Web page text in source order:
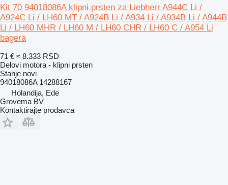
Kit 70 94018086A klipni prsten za Liebherr A944C Li /
A924C Li / LH60 MT / A924B Li / A934 Li / A934B Li / A944B
Li / LH60 MHR / LH60 M / LH60 CHR / LH60 C / A954 Li
bagera
71 € ≈ 8.333 RSD
Delovi motora - klipni prsten
Stanje novi
94018086A 14288167
Holandija, Ede
Grovema BV
Kontaktirajte prodavca